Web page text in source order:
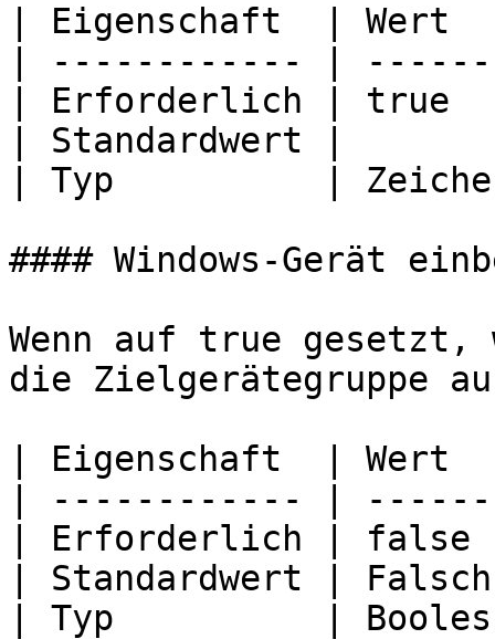
| Eigenschaft  |
| ------------ |
| Erforderlich |
| Standardwert |
| Typ          |
#### Windows-Gerät
Wenn auf true gesetzt,
die Zielgerätegruppe
| Eigenschaft  |
| ------------ |
| Erforderlich |
| Standardwert |
| Typ          |